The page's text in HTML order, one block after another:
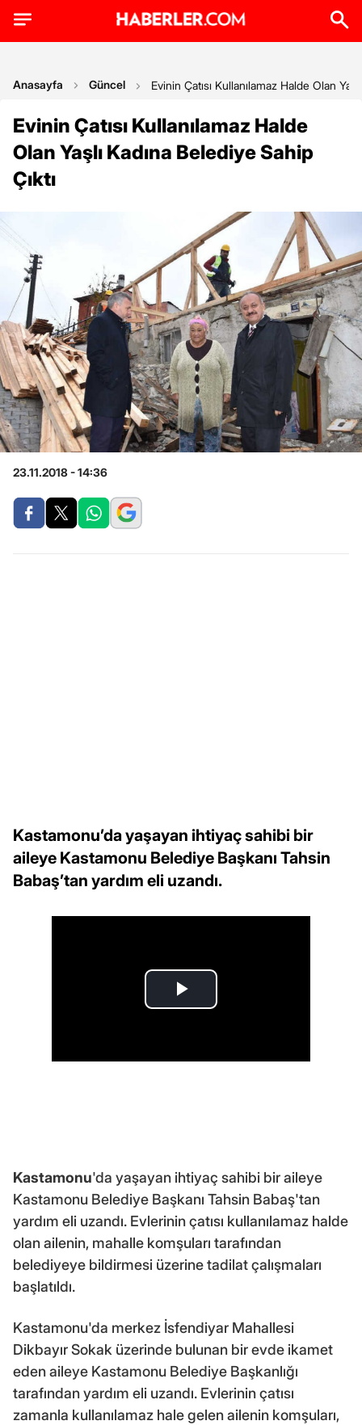
Anasayfa Güncel Evinin Çatısı Kullanılamaz Halde Olan
Evinin Çatısı Kullanılamaz Halde
Olan Yaşlı Kadına Belediye Sahip
Çıktı
23.11.2018 - 14:36
Kastamonu’da yaşayan ihtiyaç sahibi bir
aileye Kastamonu Belediye Başkanı Tahsin
Babaş’tan yardım eli uzandı.
Kastamonu'da yaşayan ihtiyaç sahibi bir aileye
Kastamonu Belediye Başkanı Tahsin Babaş'tan
yardım eli uzandı. Evlerinin çatısı kullanılamaz halde
olan ailenin, mahalle komşuları tarafından
belediyeye bildirmesi üzerine tadilat çalışmaları
başlatıldı.
Kastamonu'da merkez İsfendiyar Mahallesi
Dikbayır Sokak üzerinde bulunan bir evde ikamet
eden aileye Kastamonu Belediye Başkanlığı
tarafından yardım eli uzandı. Evlerinin çatısı
zamanla kullanılamaz hale gelen ailenin komşuları,